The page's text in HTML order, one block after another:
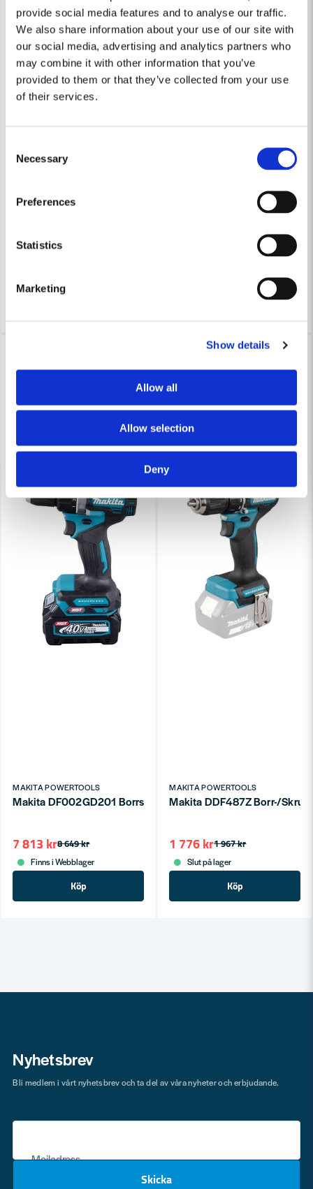
provide social media features and to analyse our traffic.
We also share information about your use of our site with
our social media, advertising and analytics partners who
may combine it with other information that you’ve
provided to them or that they’ve collected from your use
of their services.
Selection
Necessary
Preferences
Statistics
Marketing
Show details
Allow all
Allow selection
Deny
MAKITA POWERTOOLS
Makita DTD157Z Slagskruvdragare LXT® 18V 1/4" (utan batteri)
Makita DA001GZ
MAKITA POWERTOOLS
Makita DF002GD201 Borrskruvdragare XGT® 40V 64/30Nm
8 649 kr
7 813 kr
Finns i Webblager
Köp
MAKITA POWERTOOLS
Makita DDF487Z Borr-/
1 967 kr
1 776 kr
Slut på lager
Köp
Nyhetsbrev
Mejladress
Skicka
Bli medlem i vårt nyhetsbrev och ta del av våra nyheter och erbjudande.